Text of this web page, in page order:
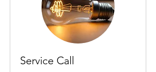
Service Call